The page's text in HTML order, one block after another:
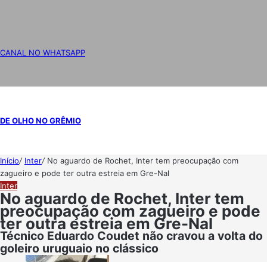
CANAL NO WHATSAPP
DE OLHO NO GRÊMIO
Início/ Inter/ No aguardo de Rochet, Inter tem preocupação com
zagueiro e pode ter outra estreia em Gre-Nal
Inter
No aguardo de Rochet, Inter tem
preocupação com zagueiro e pode
ter outra estreia em Gre-Nal
Técnico Eduardo Coudet não cravou a volta do
goleiro uruguaio no clássico